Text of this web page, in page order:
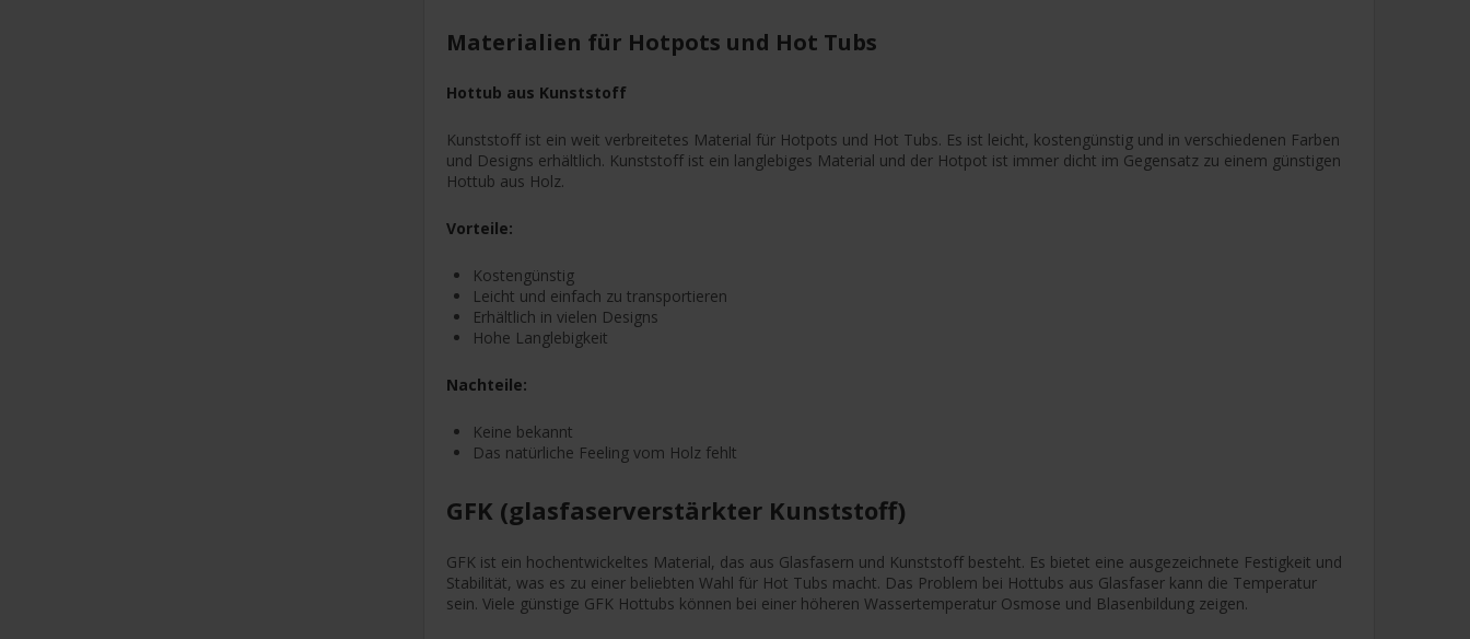
Materialien für Hotpots und Hot Tubs
Hottub aus Kunststoff
Kunststoff ist ein weit verbreitetes Material für Hotpots und Hot Tubs. Es ist leicht, kostengünstig und in verschiedenen Farben
und Designs erhältlich. Kunststoff ist ein langlebiges Material und der Hotpot ist immer dicht im Gegensatz zu einem günstigen
Hottub aus Holz.
Vorteile:
Kostengünstig
Leicht und einfach zu transportieren
Erhältlich in vielen Designs
Hohe Langlebigkeit
Nachteile:
Keine bekannt
Das natürliche Feeling vom Holz fehlt
GFK (glasfaserverstärkter Kunststoff)
GFK ist ein hochentwickeltes Material, das aus Glasfasern und Kunststoff besteht. Es bietet eine ausgezeichnete Festigkeit und
Stabilität, was es zu einer beliebten Wahl für Hot Tubs macht. Das Problem bei Hottubs aus Glasfaser kann die Temperatur
sein. Viele günstige GFK Hottubs können bei einer höheren Wassertemperatur Osmose und Blasenbildung zeigen.